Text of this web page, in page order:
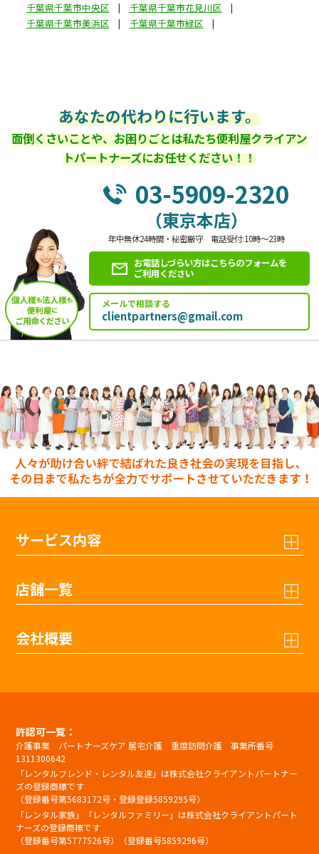
千葉県千葉市中央区
千葉県千葉市花見川区
千葉県千葉市美浜区
千葉県千葉市緑区
あなたの代わりに行います。
面倒くさいことや、お困りごとは私たち便利屋クライアン
トパートナーズにお任せください！！
03-5909-2320
（東京本店）
年中無休24時間・秘密厳守 電話受付:10時～23時
お電話しづらい方はこちらのフォームを
ご利用ください
メールで相談する
clientpartners@gmail.com
サービス内容
店舗一覧
会社概要
許認可一覧：
介護事業 パートナーズケア 居宅介護 重度訪問介護 事業所番号
1311300642
「レンタルフレンド・レンタル友達」は株式会社クライアントパートナー
ズの登録商標です
（登録番号第5683172号・登録登録5859295号）
「レンタル家族」「レンタルファミリー」は株式会社クライアントパート
ナーズの登録商標です
（登録番号第5777526号）（登録番号5859296号）